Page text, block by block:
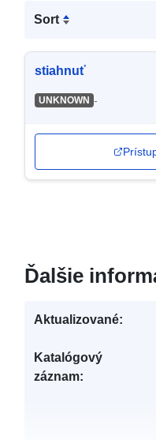
Sort
stiahnuť
UNKNOWN -
Ďalšie
Aktualizované:
Katalógový
záznam: